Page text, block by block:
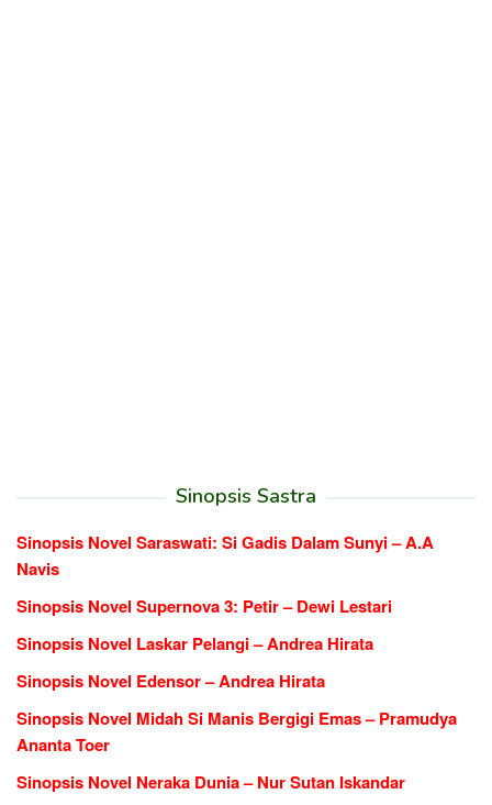
Sinopsis Sastra
Sinopsis Novel Saraswati: Si Gadis Dalam Sunyi – A.A
Navis
Sinopsis Novel Supernova 3: Petir – Dewi Lestari
Sinopsis Novel Laskar Pelangi – Andrea Hirata
Sinopsis Novel Edensor – Andrea Hirata
Sinopsis Novel Midah Si Manis Bergigi Emas – Pramudya
Ananta Toer
Sinopsis Novel Neraka Dunia – Nur Sutan Iskandar